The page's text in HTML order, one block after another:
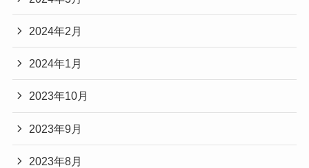
2024年2月
2024年1月
2023年10月
2023年9月
2023年8月